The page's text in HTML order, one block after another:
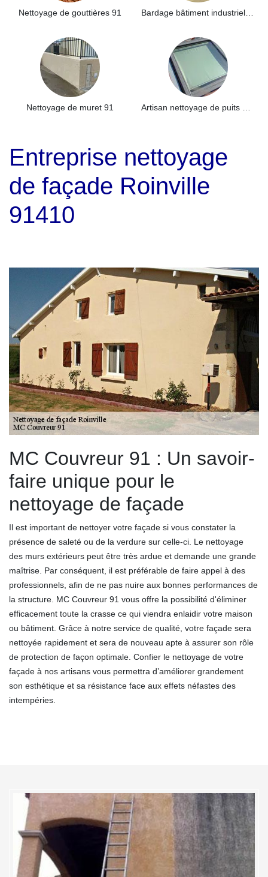
Nettoyage de gouttières 91
Nettoyage de muret 91
Entreprise nettoyage
de façade Roinville
91410
MC Couvreur 91 : Un savoir-
faire unique pour le
nettoyage de façade
Il est important de nettoyer votre façade si vous constater la
présence de saleté ou de la verdure sur celle-ci. Le nettoyage
des murs extérieurs peut être très ardue et demande une grande
maîtrise. Par conséquent, il est préférable de faire appel à des
professionnels, afin de ne pas nuire aux bonnes performances de
la structure. MC Couvreur 91 vous offre la possibilité d'éliminer
efficacement toute la crasse ce qui viendra enlaidir votre maison
ou bâtiment. Grâce à notre service de qualité, votre façade sera
nettoyée rapidement et sera de nouveau apte à assurer son rôle
de protection de façon optimale. Confier le nettoyage de votre
façade à nos artisans vous permettra d’améliorer grandement
son esthétique et sa résistance face aux effets néfastes des
intempéries.